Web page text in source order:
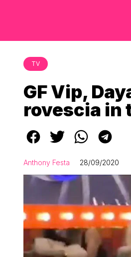
TV
GF Vip,
rovescia in
Anthony Festa 28/09/2020